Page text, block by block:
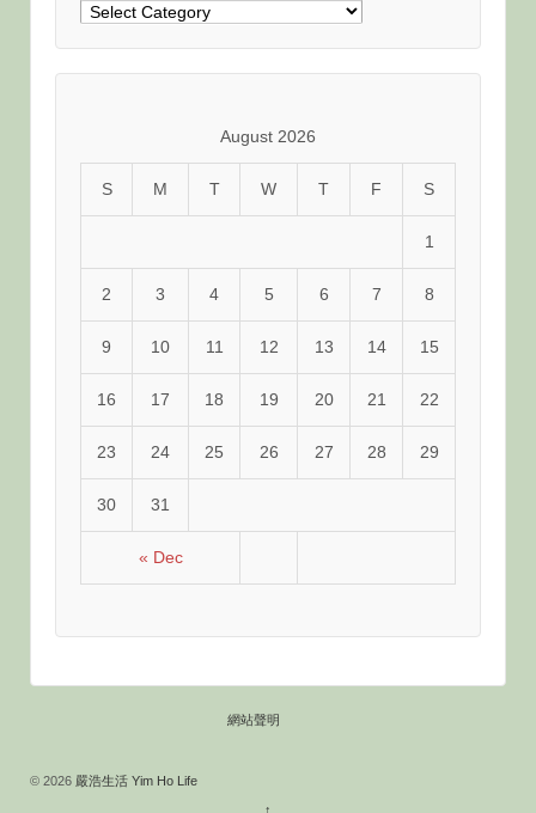
文
August 2026
S M T W T F S
« Dec
1
2 3 4 5 6 7 8
9 10 11 12 13 14 15
16 17 18 19 20 21 22
23 24 25 26 27 28 29
30 31
網站聲明
© 2026 嚴浩生活 Yim Ho Life
↑